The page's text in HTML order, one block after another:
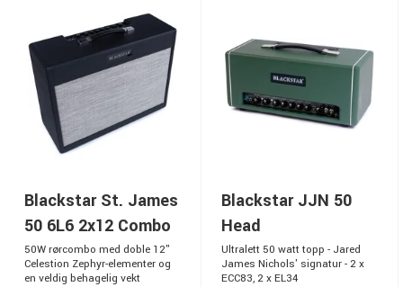
Blackstar St. James
50 6L6 2x12 Combo
50W rørcombo med doble 12"
Celestion Zephyr-elementer og
en veldig behagelig vekt
Blackstar JJN 50
Head
Ultralett 50 watt topp - Jared
James Nichols' signatur - 2 x
ECC83, 2 x EL34